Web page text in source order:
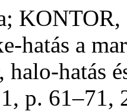
hatás a
halo-hatás
p.